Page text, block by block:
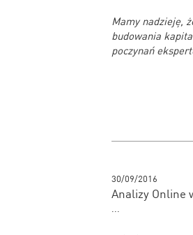
Mamy nadzieję,
budowania
poczynań
30/09/2016
Analizy Online
...